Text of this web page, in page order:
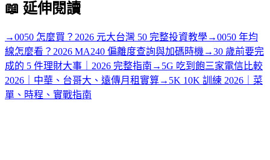
📖 延伸閱讀
→0050 怎麼買？2026 元大台灣 50 完整投資教學→0050 年均
線怎麼看？2026 MA240 偏離度查詢與加碼時機→30 歲前要完
成的 5 件理財大事｜2026 完整指南 → 5G 吃到飽三家電信比較
2026｜中華、台哥大、遠傳月租實算→ 5K 10K 訓練 2026｜菜
單、時程、實戰指南